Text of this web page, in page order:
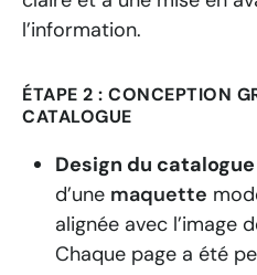
l’information.
ÉTAPE 2 : CONCEPTION
CATALOGUE
Design du
d’une maquette
alignée avec l’image
Chaque page a été